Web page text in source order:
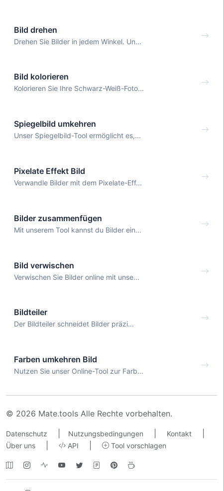
Bild drehen
Drehen Sie Bilder in jedem Winkel. Un...
Bild kolorieren
Kolorieren Sie Ihre Schwarz-Weiß-Foto...
Spiegelbild umkehren
Unser Spiegelbild-Tool ermöglicht es,...
Pixelate Effekt Bild
Verwandle Bilder mit dem Pixelate-Eff...
Bilder zusammenfügen
Mit unserem Tool kannst du Bilder ein...
Bild verwischen
Verwischen Sie Bilder online mit unse...
Bildteiler
Der Bildteiler schneidet Bilder präzi...
Farben umkehren Bild
Nutzen Sie unser Online-Tool zur Farb...
© 2026 Mate.tools Alle Rechte vorbehalten.
Datenschutz Nutzungsbedingungen Kontakt
Über uns API Tool vorschlagen